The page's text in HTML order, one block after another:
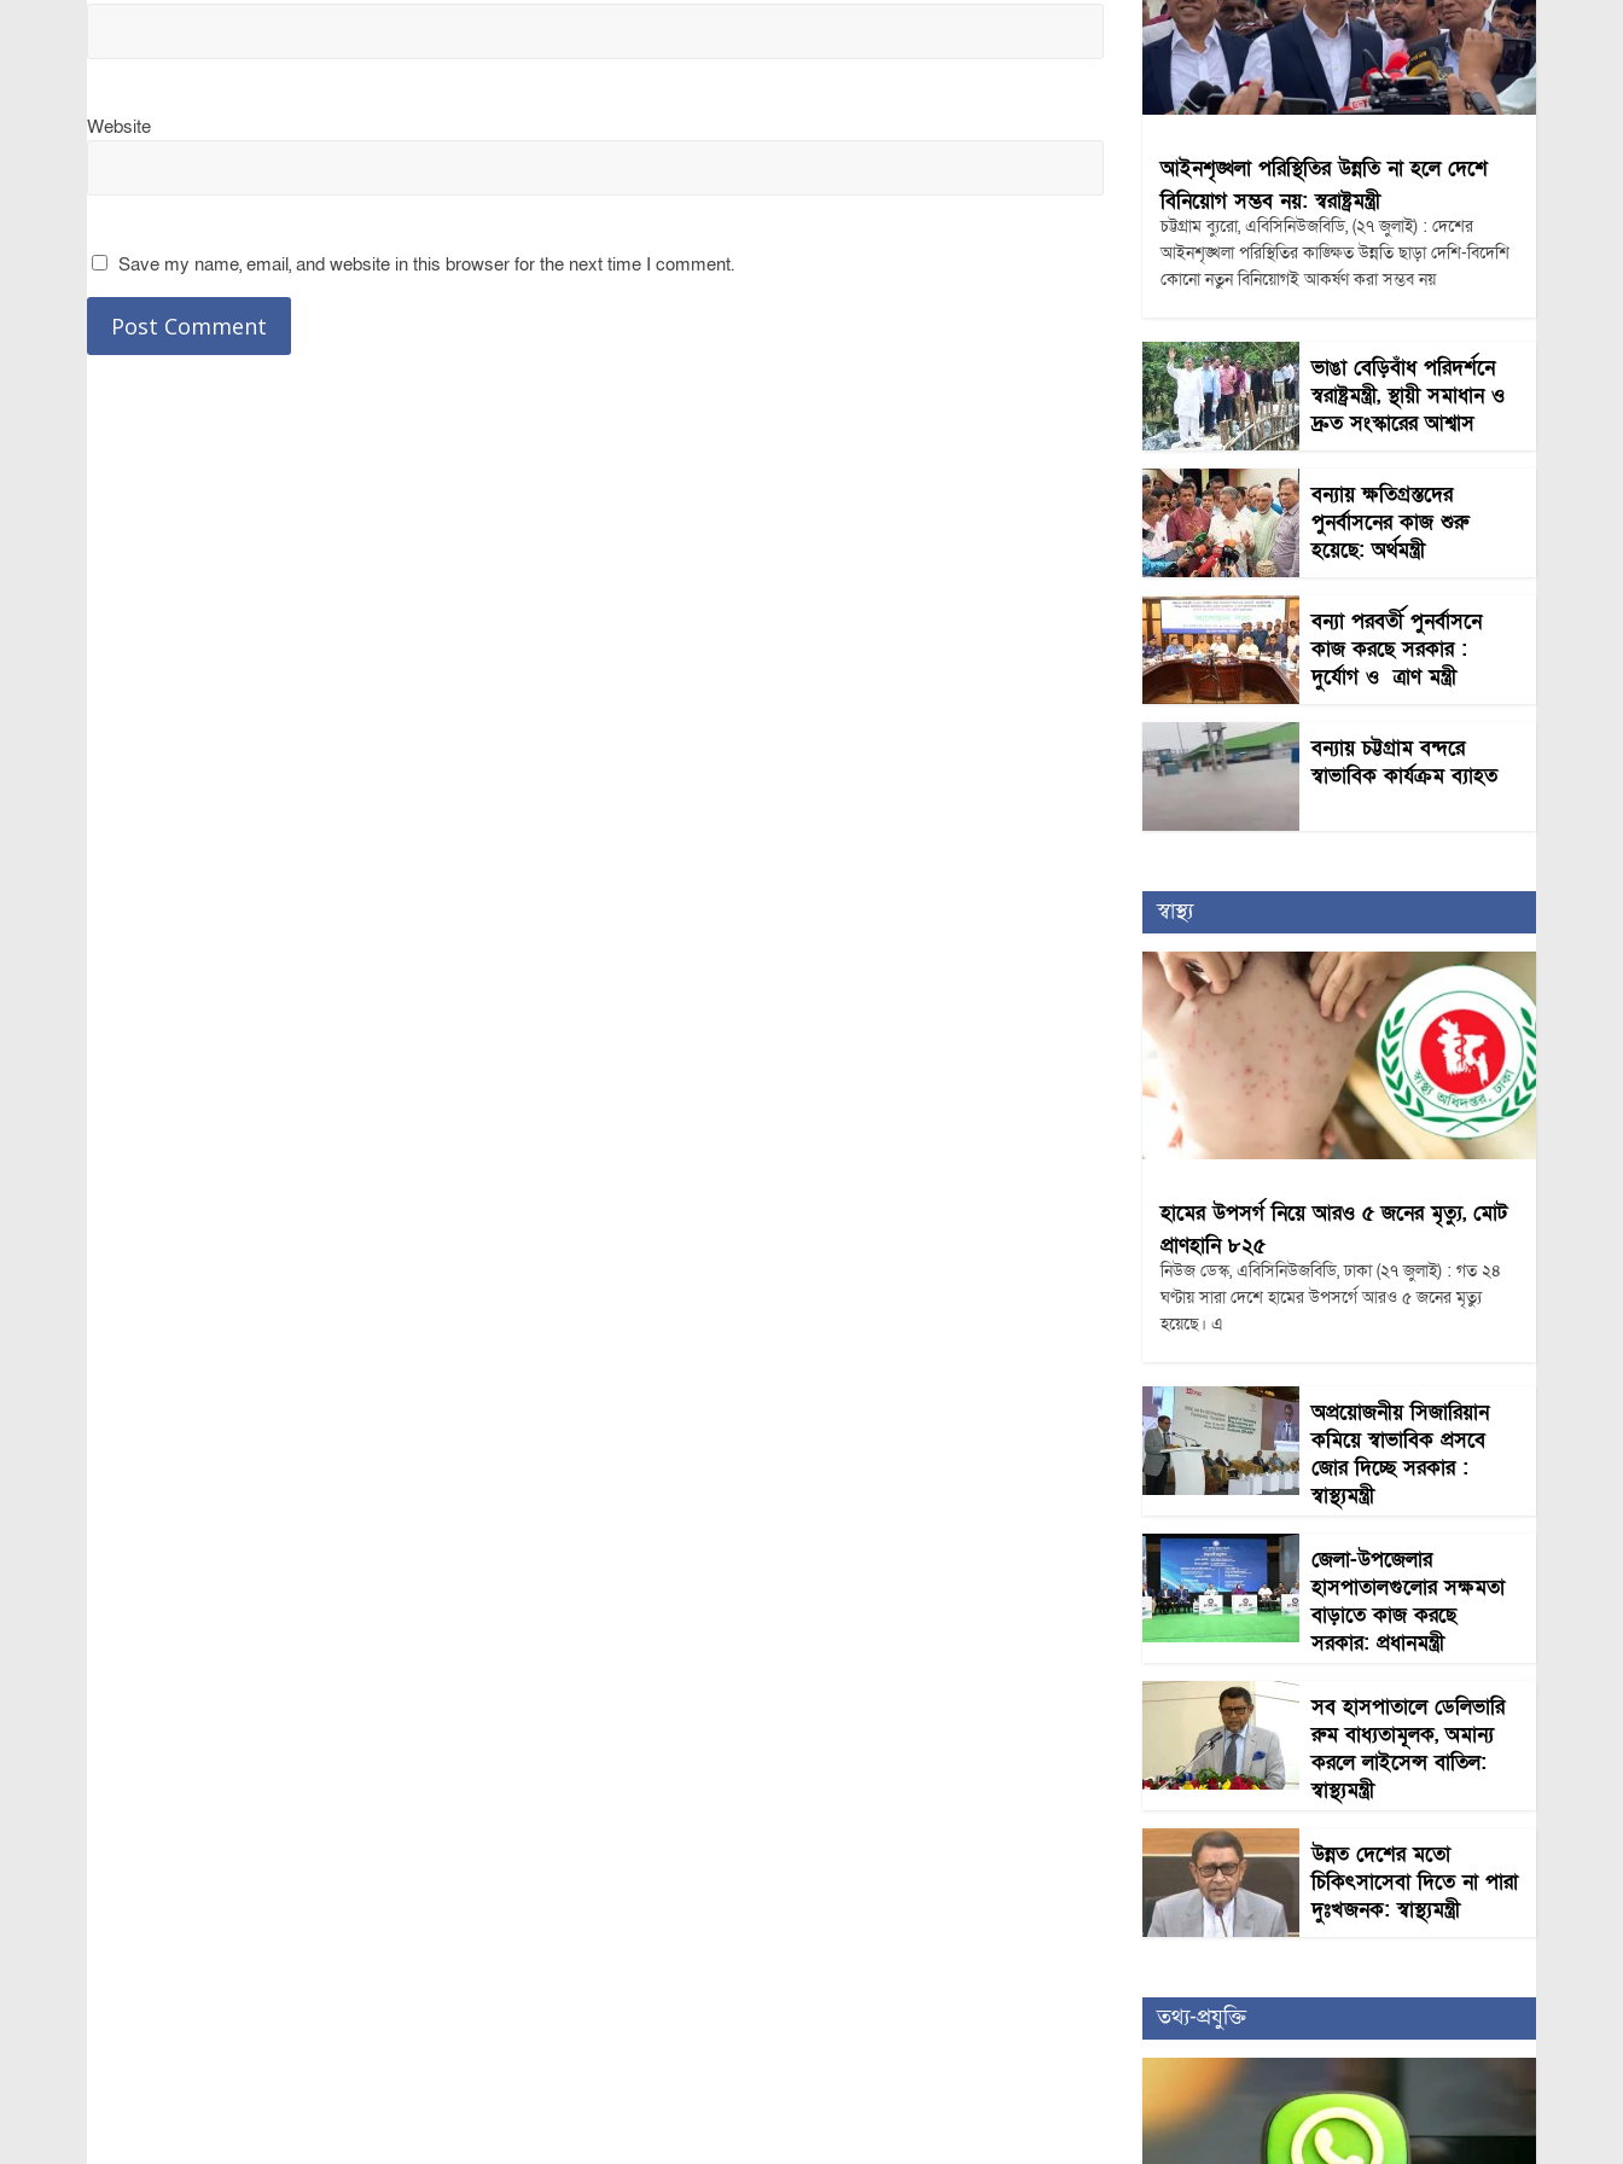
Website
Save my name, email, and website in this browser for the next time I comment.
আইনশৃঙ্খলা পরিস্থিতির উন্নতি না হলে দেশে
বিনিয়োগ সম্ভব নয়: স্বরাষ্ট্রমন্ত্রী
চট্টগ্রাম ব্যুরো, এবিসিনিউজবিডি, (২৭ জুলাই) : দেশের
আইনশৃঙ্খলা পরিস্থিতির কাঙ্ক্ষিত উন্নতি ছাড়া দেশি-বিদেশি
কোনো নতুন বিনিয়োগই আকর্ষণ করা সম্ভব নয়
ভাঙা বেড়িবাঁধ পরিদর্শনে
স্বরাষ্ট্রমন্ত্রী, স্থায়ী সমাধান ও
দ্রুত সংস্কারের আশ্বাস
বন্যায় ক্ষতিগ্রস্তদের
পুনর্বাসনের কাজ শুরু
হয়েছে: অর্থমন্ত্রী
বন্যা পরবর্তী পুনর্বাসনে
কাজ করছে সরকার :
দুর্যোগ ও ত্রাণ মন্ত্রী
বন্যায় চট্টগ্রাম বন্দরে
স্বাভাবিক কার্যক্রম ব্যাহত
স্বাস্থ্য
হামের উপসর্গ নিয়ে আরও ৫ জনের মৃত্যু, মোট
প্রাণহানি ৮২৫
নিউজ ডেস্ক, এবিসিনিউজবিডি, ঢাকা (২৭ জুলাই) : গত ২৪
ঘণ্টায় সারা দেশে হামের উপসর্গে আরও ৫ জনের মৃত্যু
হয়েছে। এ
অপ্রয়োজনীয় সিজারিয়ান
কমিয়ে স্বাভাবিক প্রসবে
জোর দিচ্ছে সরকার :
স্বাস্থ্যমন্ত্রী
জেলা-উপজেলার
হাসপাতালগুলোর সক্ষমতা
বাড়াতে কাজ করছে
সরকার: প্রধানমন্ত্রী
সব হাসপাতালে ডেলিভারি
রুম বাধ্যতামূলক, অমান্য
করলে লাইসেন্স বাতিল:
স্বাস্থ্যমন্ত্রী
উন্নত দেশের মতো
চিকিৎসাসেবা দিতে না পারা
দুঃখজনক: স্বাস্থ্যমন্ত্রী
তথ্য-প্রযুক্তি